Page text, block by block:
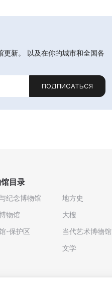
更新。 以及在你的城市和全国各
ПОДПИСАТЬСЯ
目录
纪念博物馆
物馆
-保护区
地方史
大樓
当代艺术博物馆
文学